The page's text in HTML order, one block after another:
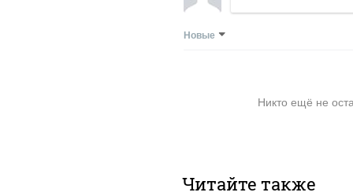
Новые
Никто ещё не
Читайте также